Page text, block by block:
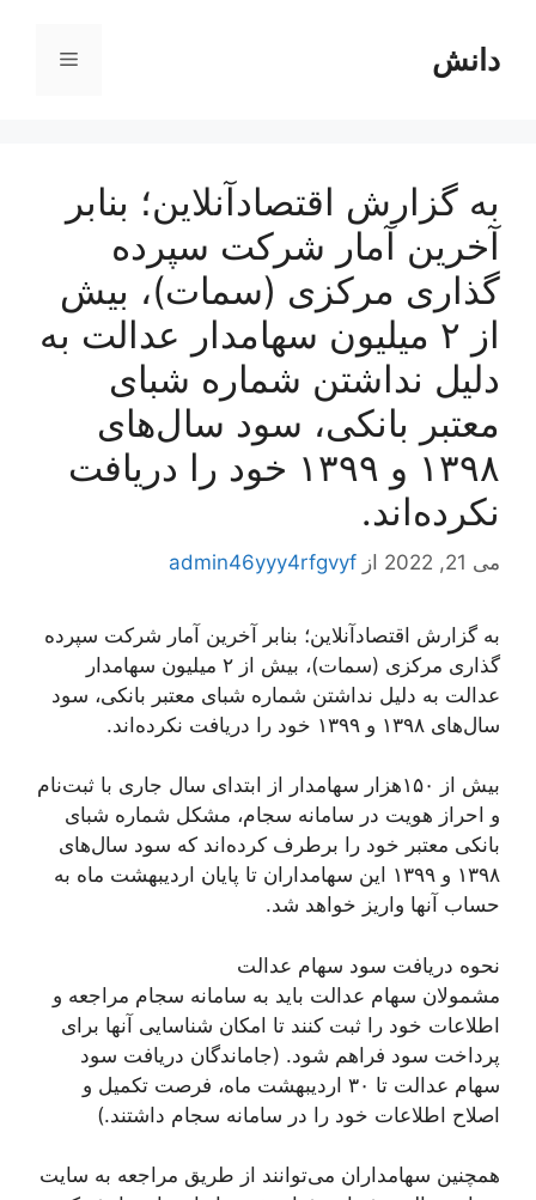
محتوادانش فهرست
به گزارش اقتصادآنلاین؛ بنابر
آخرین آمار شرکت سپرده
گذاری مرکزی (سمات)، بیش
از ۲ میلیون سهامدار عدالت به
دلیل نداشتن شماره شبای
معتبر بانکی، سود سال‌های
۱۳۹۸ و ۱۳۹۹ خود را دریافت
نکرده‌اند.
می 21, 2022 از admin46yyy4rfgvyf
به گزارش اقتصادآنلاین؛ بنابر آخرین آمار شرکت سپرده
گذاری مرکزی (سمات)، بیش از ۲ میلیون سهامدار
عدالت به دلیل نداشتن شماره شبای معتبر بانکی، سود
سال‌های ۱۳۹۸ و ۱۳۹۹ خود را دریافت نکرده‌اند.
بیش از ۱۵۰هزار سهامدار از ابتدای سال جاری با ثبت‌نام
و احراز هویت در سامانه سجام، مشکل شماره شبای
بانکی معتبر خود را برطرف کرده‌اند که سود سال‌های
۱۳۹۸ و ۱۳۹۹ این سهامداران تا پایان اردیبهشت ماه به
حساب آنها واریز خواهد شد.
نحوه دریافت سود سهام عدالت
مشمولان سهام عدالت باید به سامانه سجام مراجعه و
اطلاعات خود را ثبت کنند تا امکان شناسایی آنها برای
پرداخت سود فراهم شود. (جاماندگان دریافت سود
سهام عدالت تا ۳۰ اردیبهشت ماه، فرصت تکمیل و
اصلاح اطلاعات خود را در سامانه سجام داشتند.)
همچنین سهامداران می‌توانند از طریق مراجعه به سایت